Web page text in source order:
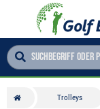
Trolleys